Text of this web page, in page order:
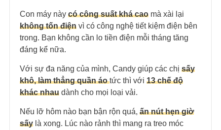
Con máy này có công suất khá cao mà xài lại
không tốn điện vì có công nghệ tiết kiệm điện bên
trong. Bạn không cần lo tiền điện mỗi tháng tăng
đáng kể nữa.
Với sự đa năng của mình, Candy giúp các chị sấy
khô, làm thẳng quần áo tức thì với 13 chế độ
khác nhau dành cho mọi loại vải.
Nếu lỡ hôm nào bạn bận rộn quá, ấn nút hẹn giờ
sấy là xong. Lúc nào rảnh thì mang ra treo móc